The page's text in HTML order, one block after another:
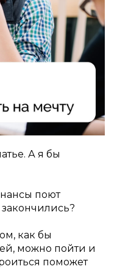
А я бы
поют
как бы
можно пойти и
поможет